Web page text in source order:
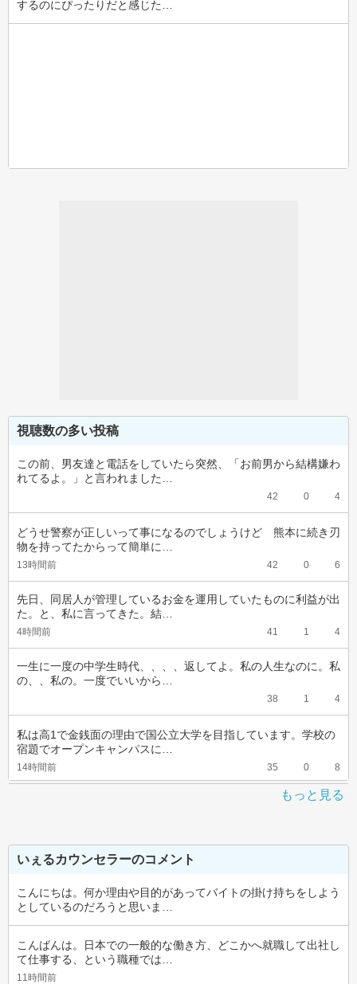
するのにぴったりだと感じた…
視聴数の多い投稿
この前、男友達と電話をしていたら突然、「お前男から結構嫌わ
れてるよ。」と言われました…
42 0 4
どうせ警察が正しいって事になるのでしょうけど　熊本に続き刃
物を持ってたからって簡単に…
13時間前 42 0 6
先日、同居人が管理しているお金を運用していたものに利益が出
た。と、私に言ってきた。結…
4時間前 41 1 4
一生に一度の中学生時代、、、、返してよ。私の人生なのに。私
の、、私の。一度でいいから…
38 1 4
私は高1で金銭面の理由で国公立大学を目指しています。学校の
宿題でオープンキャンパスに…
14時間前 35 0 8
もっと見る
いぇるカウンセラーのコメント
こんにちは。何か理由や目的があってバイトの掛け持ちをしよう
としているのだろうと思いま…
こんばんは。日本での一般的な働き方、どこかへ就職して出社し
て仕事する、という職種では…
11時間前